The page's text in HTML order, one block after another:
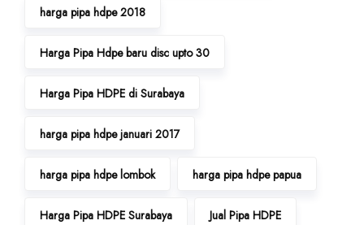
harga pipa hdpe 2018
Harga Pipa Hdpe baru disc upto 30
Harga Pipa HDPE di Surabaya
harga pipa hdpe januari 2017
harga pipa hdpe lombok harga pipa hdpe papua
Harga Pipa HDPE Surabaya Jual Pipa HDPE